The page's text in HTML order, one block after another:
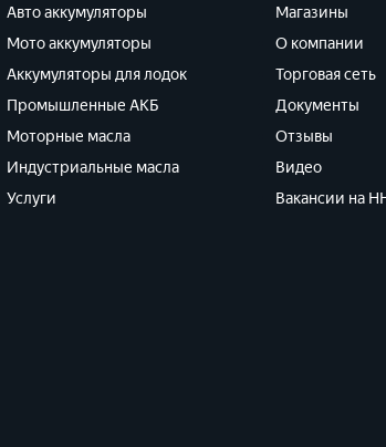
Авто аккумуляторы
Мото аккумуляторы
Аккумуляторы для лодок
Промышленные АКБ
Моторные масла
Индустриальные масла
Услуги
Магазины
О компании
Торговая сеть
Документы
Отзывы
Видео
Вакансии на